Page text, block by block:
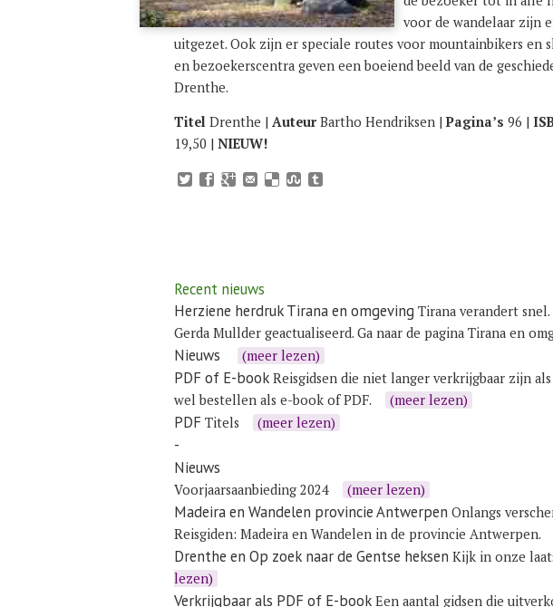
voor de wandelaar zijn
uitgezet. Ook zijn er speciale routes voor mountainbikers en
en bezoekerscentra geven een boeiend beeld van de
Drenthe.
Titel Drenthe | Auteur Bartho Hendriksen |Pagina’s 96 |
19,50 | NIEUW!
Recent nieuws
Herziene herdruk Tirana en omgeving Tirana verandert
Gerda Mullder geactualiseerd. Ga naar de pagina Tirana en
Nieuws (meer lezen)
PDF of E-book Reisgidsen die niet langer verkrijgbaar zijn
wel bestellen als e-book of PDF.
(meer lezen)
PDF Titels (meer lezen)
-
Nieuws
Voorjaarsaanbieding 2024 (meer lezen)
Madeira en Wandelen provincie Antwerpen Onlangs
Reisgiden: Madeira en Wandelen in de provincie Antwerpen.
Drenthe en Op zoek naar de Gentse heksen Kijk in onze
lezen)
Verkrijgbaar als PDF of E-book Een aantal gidsen die